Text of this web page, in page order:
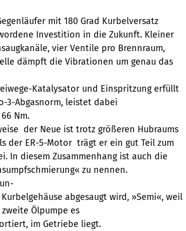
mit 180 Grad Kurbelversatz 
Investition in die Zukunft. Kleiner
vier Ventile pro Brennraum,
dämpft die Vibrationen um genau das
Katalysator und Einspritzung erfüllt
3-Abgasnorm, leistet dabei
Nm.
 der Neue ist trotz größeren Hubraums
der ER-5-Motor  trägt er ein gut Teil zum
In diesem Zusammenhang ist auch die
zu nennen.
abgesaugt wird, »Semi«, weil
Ölpumpe es
im Getriebe liegt.